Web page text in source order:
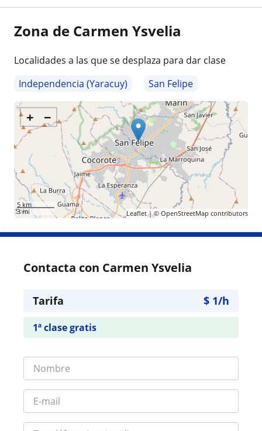
Zona de Carmen Ysvelia
Localidades a las que se desplaza para dar clase
Independencia (Yaracuy)
San Felipe
+ −
5 km
3 mi
Leaflet| © OpenStreetMap contributors
Contacta con Carmen Ysvelia
Tarifa $ 1/h
1ª clase gratis